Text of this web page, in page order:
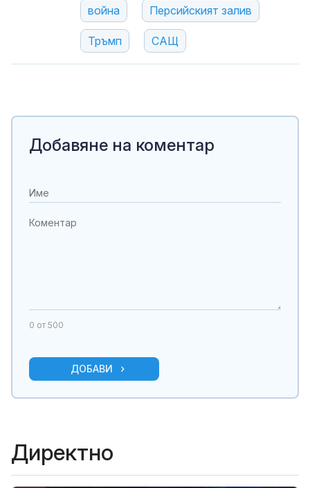
война Персийският залив
Тръмп САЩ
Добавяне на коментар
0 от 500
ДОБАВИ
Директно